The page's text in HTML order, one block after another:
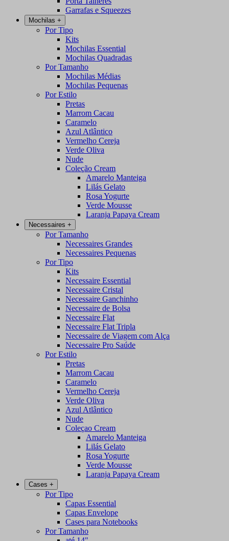
Garrafas e Squeezes
Mochilas +
Por Tipo
Kits
Mochilas Essential
Mochilas Quadradas
Por Tamanho
Mochilas Médias
Mochilas Pequenas
Por Estilo
Pretas
Marrom Cacau
Caramelo
Azul Atlântico
Vermelho Cereja
Verde Oliva
Nude
Coleção Cream
Amarelo Manteiga
Lilás Gelato
Rosa Yogurte
Verde Mousse
Laranja Papaya Cream
Necessaires +
Por Tamanho
Necessaires Grandes
Necessaires Pequenas
Por Tipo
Kits
Necessaire Essential
Necessaire Cristal
Necessaire Ganchinho
Necessaire de Bolsa
Necessaire Flat
Necessaire Flat Tripla
Necessaire de Viagem com Alça
Necessaire Pro Saúde
Por Estilo
Pretas
Marrom Cacau
Caramelo
Vermelho Cereja
Verde Oliva
Azul Atlântico
Nude
Coleçao Cream
Amarelo Manteiga
Lilás Gelato
Rosa Yogurte
Verde Mousse
Laranja Papaya Cream
Cases +
Por Tipo
Capas Essential
Capas Envelope
Cases para Notebooks
Por Tamanho